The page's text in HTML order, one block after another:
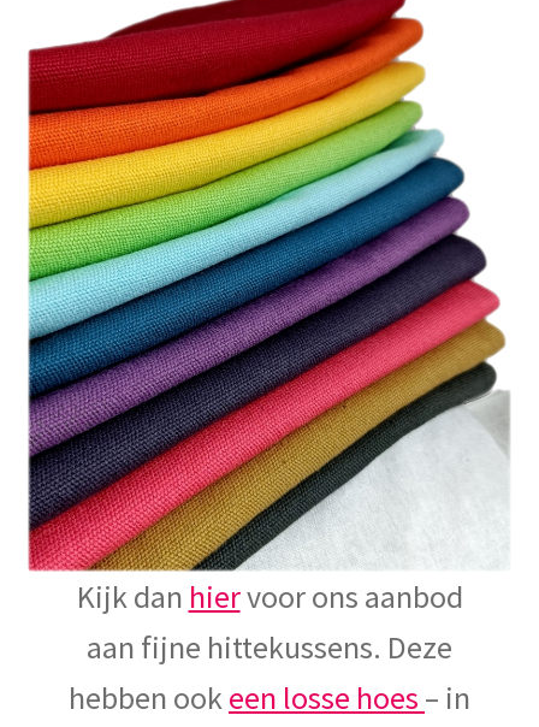
Kijk dan hiervoor ons aanbod
aan fijne hittekussens. Deze
hebben ookeen losse hoes – in